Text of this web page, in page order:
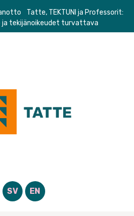
Tatte, TEKTUNI ja Professorit:
tekijänoikeudet turvattava
SV EN